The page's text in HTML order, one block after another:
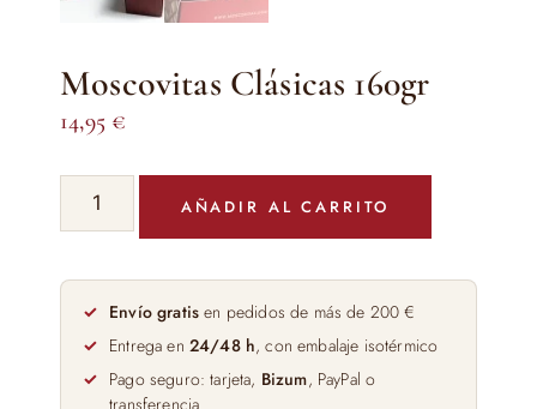
Moscovitas Clásicas 160gr
14,95 €
Moscovitas
Clásicas
cantidad
AÑADIR AL CARRITO
Envío gratis en pedidos de más de 200 €
Entrega en 24/48 h, con embalaje isotérmico
Pago seguro: tarjeta, Bizum, PayPal o
transferencia